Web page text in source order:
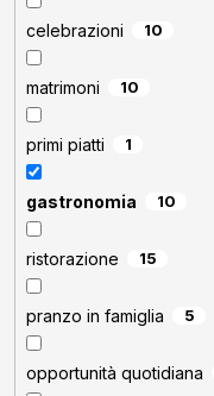
celebrazioni 10
matrimoni 10
primi piatti 1
gastronomia 10
ristorazione 15
pranzo in famiglia 5
opportunità quotidiana